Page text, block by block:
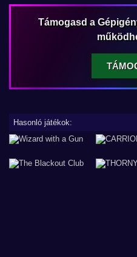
Támogasd a
Hasonló játékok: